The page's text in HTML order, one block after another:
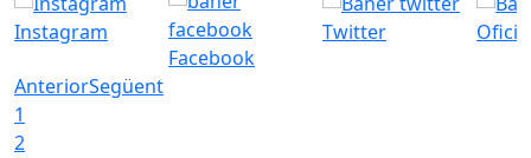
Instagram
Facebook
Twitter
AnteriorSegüent
1
2